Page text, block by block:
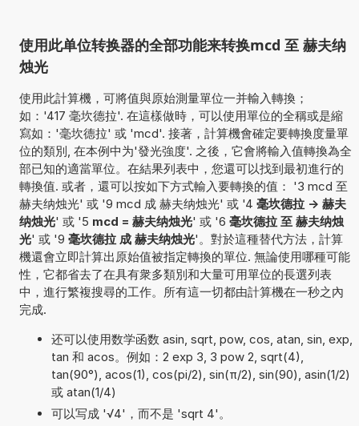
使用此单位转换器的全部功能来转换mcd 至 赫夫纳
烛光
使用此計算機，可將值與原始測量單位一并輸入轉換；
如：'417 毫坎德拉'. 在這樣做時，可以使用單位的全稱或是縮
寫如：'毫坎德拉' 或 'mcd'. 接著，計算機會確定要轉換度量單
位的類別, 在本例中为'發光強度'. 之後，它會將輸入值轉換為全
部已知的適當單位。在結果列表中，您還可以找到最初進行的
轉換值. 或者，還可以按如下方式輸入要轉換的值： '3 mcd 至
赫夫纳烛光' 或 '9 mcd 成 赫夫纳烛光' 或 '4 毫坎德拉 -> 赫夫
纳烛光' 或 '5 mcd = 赫夫纳烛光' 或 '6 毫坎德拉 至 赫夫纳烛
光' 或 '9 毫坎德拉 成 赫夫纳烛光'。對於這種替代方法，計算
機還會立即計算出原始值被指定轉換的單位. 無論使用哪種可能
性，它都省去了在具有衆多類別和大量可用單位的長選列表
中，進行繁複搜尋的工作。所有這一切都由計算機在一秒之內
完成.
还可以使用数学函数 asin, sqrt, pow, cos, atan, sin, exp,
tan 和 acos。例如：2 exp 3, 3 pow 2, sqrt(4),
tan(90°), acos(1), cos(pi/2), sin(π/2), sin(90), asin(1/2)
或 atan(1/4)
可以写成 '√4'，而不是 'sqrt 4'。